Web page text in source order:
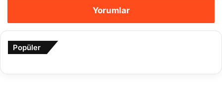
Yorumlar
Popüler